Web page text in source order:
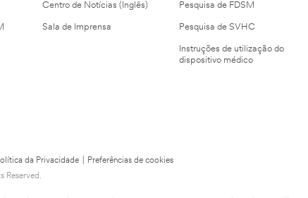
Centro de Notícias (Inglês)
Sala de Imprensa
Pesquisa de FDSM
Pesquisa de SVHC
Instruções de utilização do
dispositivo médico
da Privacidade
Preferências de cookies
Reserved.